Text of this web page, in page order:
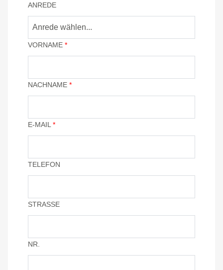
ANREDE
Anrede wählen...
VORNAME *
NACHNAME *
E-MAIL *
TELEFON
STRASSE
NR.